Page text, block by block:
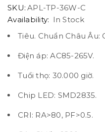
SKU: APL-TP-36W-C
Availability: In Stock
Tiêu. Chuẩn Châu Âu:
Điện áp: AC85-265V.
Tuổi thọ: 30.000 giờ.
Chip LED: SMD2835.
CRI: RA>80, PF>0.5.